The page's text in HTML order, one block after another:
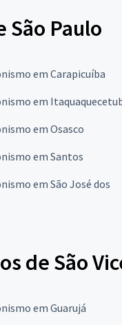
Paulo
em Carapicuíba
em
em Osasco
em Santos
em São José dos
de São
em Guarujá